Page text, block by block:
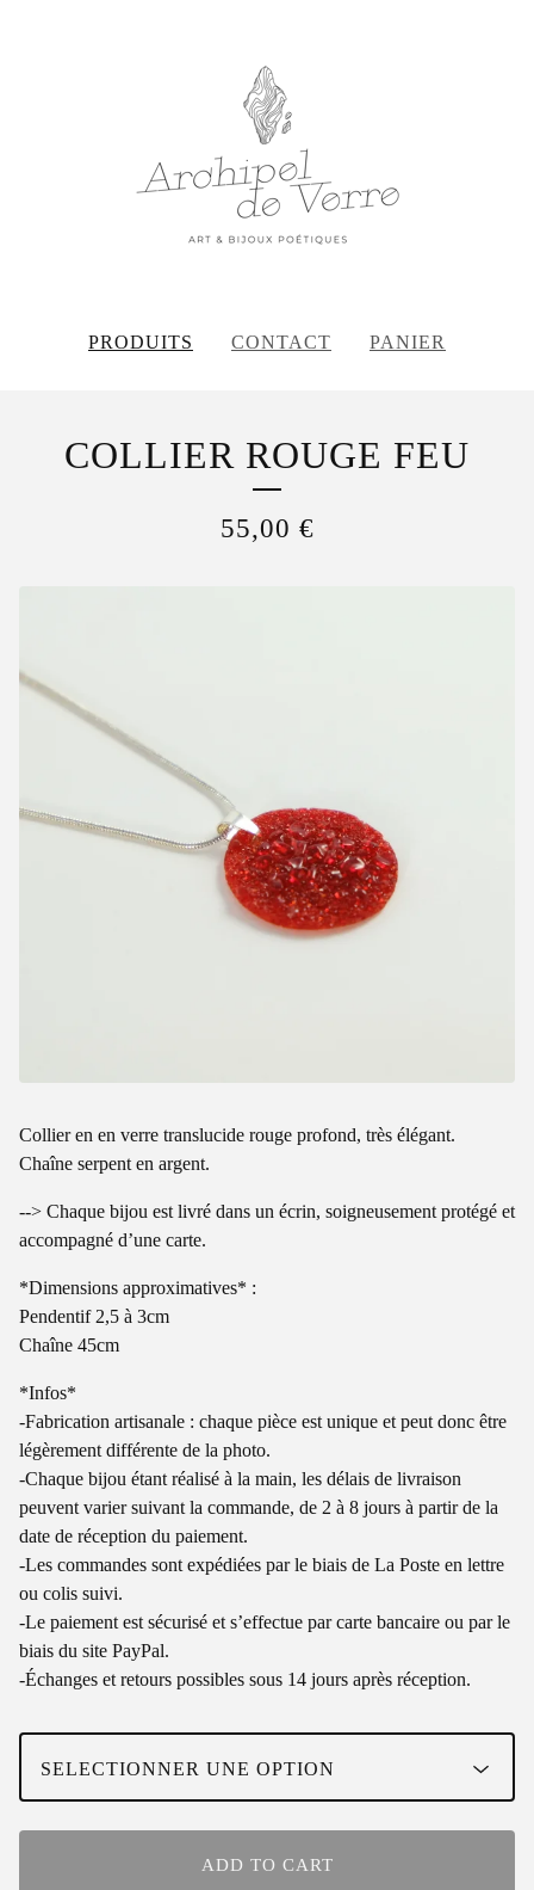
PRODUITS CONTACT PANIER
COLLIER ROUGE FEU
55,00 €
Collier en en verre translucide rouge profond, très élégant.
Chaîne serpent en argent.
--> Chaque bijou est livré dans un écrin, soigneusement protégé et
accompagné d’une carte.
*Dimensions approximatives* :
Pendentif 2,5 à 3cm
Chaîne 45cm
*Infos*
-Fabrication artisanale : chaque pièce est unique et peut donc être
légèrement différente de la photo.
-Chaque bijou étant réalisé à la main, les délais de livraison
peuvent varier suivant la commande, de 2 à 8 jours à partir de la
date de réception du paiement.
-Les commandes sont expédiées par le biais de La Poste en lettre
ou colis suivi.
-Le paiement est sécurisé et s’effectue par carte bancaire ou par le
biais du site PayPal.
-Échanges et retours possibles sous 14 jours après réception.
ADD TO CART